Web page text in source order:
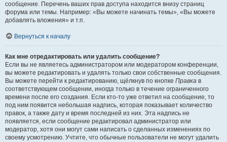
сообщение. Перечень ваших прав доступа находится внизу страниц
форума или темы. Например: «Вы можете начинать темы», «Вы можете
добавлять вложения» и т.п.
Вернуться к началу
Как мне отредактировать или удалить сообщение?
Если вы не являетесь администратором или модератором конференции,
вы можете редактировать и удалять только свои собственные сообщения.
Вы можете перейти к редактированию, щёлкнув по кнопке Правка в
соответствующем сообщении, иногда только в течение ограниченного
времени после его создания. Если кто-то уже ответил на сообщение, то
под ним появится небольшая надпись, которая показывает количество
правок, а также дату и время последней из них. Эта надпись не
появляется, если сообщение редактировал администратор или
модератор, хотя они могут сами написать о сделанных изменениях по
своему усмотрению. Учтите, что обычные пользователи не могут удалить